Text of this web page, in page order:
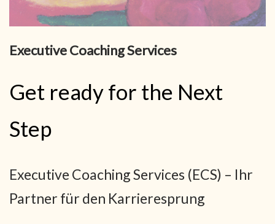
Executive Coaching Services
Get ready for the Next
Step
Executive Coaching Services (ECS) – Ihr
Partner für den Karrieresprung